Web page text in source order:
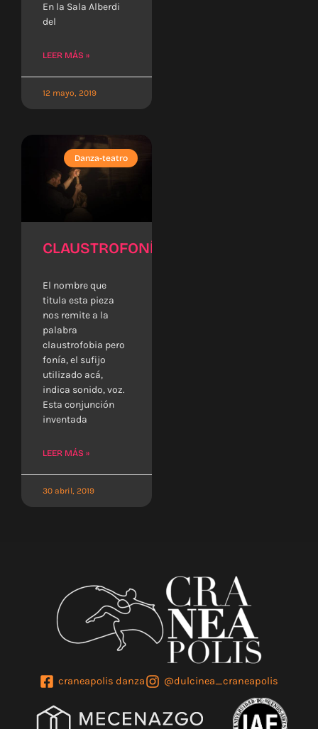
En la Sala Alberdi
del
LEER MÁS »
12 mayo, 2019
Danza-teatro
CLAUSTROFONÍA
El nombre que
titula esta pieza
nos remite a la
palabra
claustrofobia pero
fonía, el sufijo
utilizado acá,
indica sonido, voz.
Esta conjunción
inventada
LEER MÁS »
30 abril, 2019
craneapolis danza @dulcinea_craneapolis